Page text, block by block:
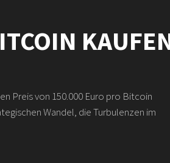
Preis von 150.000 Euro pro Bitcoin
Wandel, die Turbulenzen im